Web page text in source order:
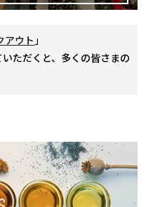
アウト 」
いただくと、多くの皆さまの